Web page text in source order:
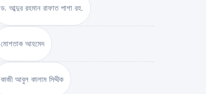
ড. আব্দুর রহমান রাফাত পাশা রহ.
মোশতাক আহমেদ
কাজী আবুল কালাম সিদ্দীক